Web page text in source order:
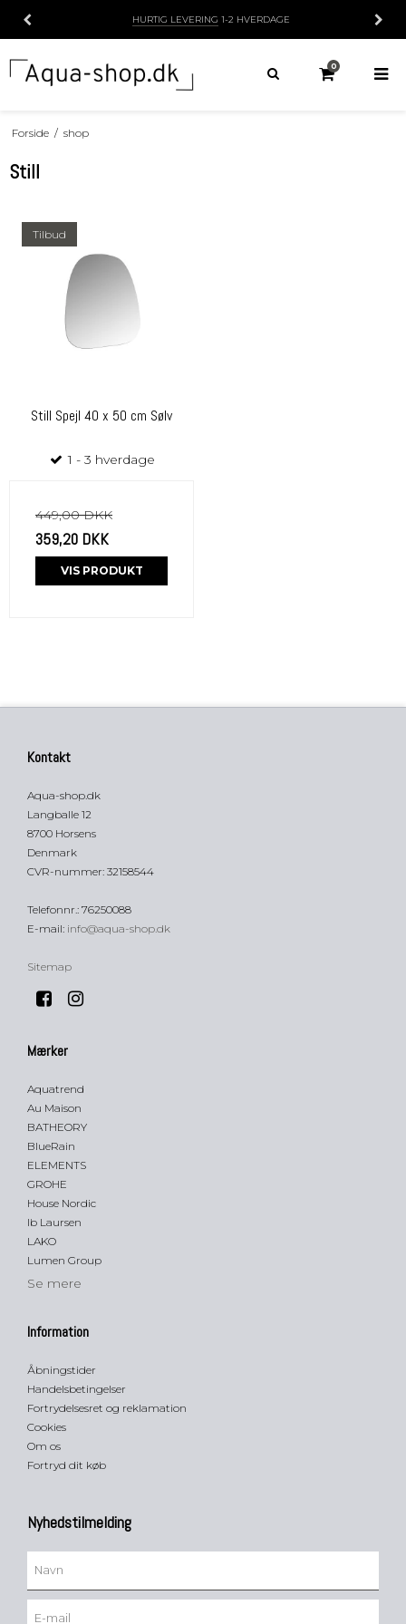
HURTIG LEVERING 1-2 HVERDAGE
0
Forside / shop
Still
Tilbud
Still Spejl 40 x 50 cm Sølv
1 - 3 hverdage
449,00 DKK
359,20 DKK
VIS PRODUKT
Kontakt
Aqua-shop.dk
Langballe 12
8700 Horsens
Denmark
CVR-nummer: 32158544
Telefonnr.: 76250088
E-mail: info@aqua-shop.dk
Sitemap
Mærker
Aquatrend
Au Maison
BATHEORY
BlueRain
ELEMENTS
GROHE
House Nordic
Ib Laursen
LAKO
Lumen Group
Se mere
Information
Åbningstider
Handelsbetingelser
Fortrydelsesret og reklamation
Cookies
Om os
Fortryd dit køb
Nyhedstilmelding